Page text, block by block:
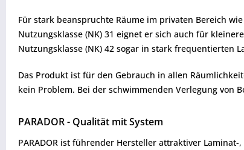
Für stark beanspruchte Räume im privaten Bereich
Nutzungsklasse (NK) 31 eignet er sich auch für
Nutzungsklasse (NK) 42 sogar in stark frequentierten
Das Produkt ist für den Gebrauch in allen
kein Problem. Bei der schwimmenden Verlegung von
PARADOR - Qualität mit System
PARADOR ist führender Hersteller attraktiver